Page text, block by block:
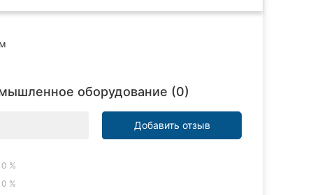
оборудование (0)
Добавить отзыв
0 %
0 %